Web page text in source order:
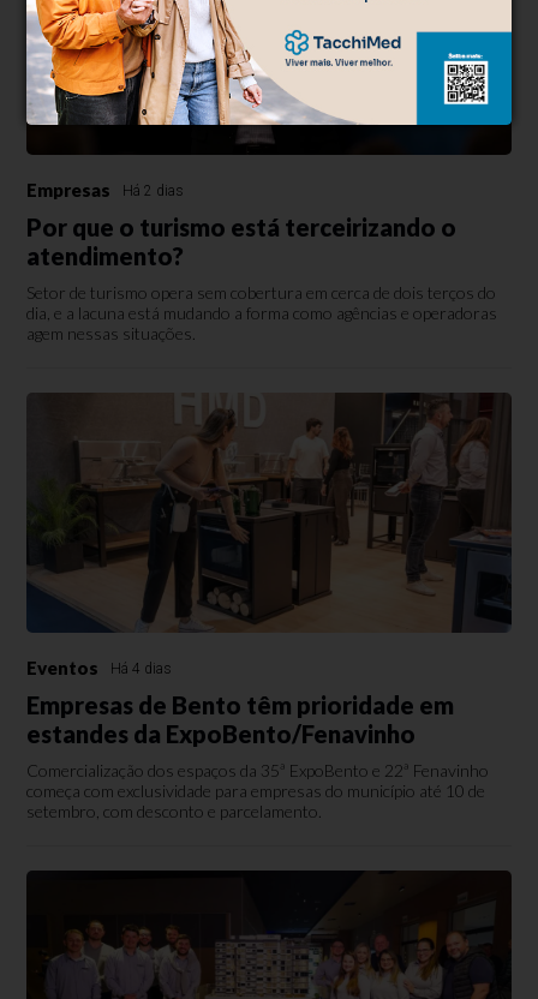
Empresas Há 2 dias
Por que o turismo está terceirizando o
atendimento?
Setor de turismo opera sem cobertura em cerca de dois terços do
dia, e a lacuna está mudando a forma como agências e operadoras
agem nessas situações.
Eventos Há 4 dias
Empresas de Bento têm prioridade em
estandes da ExpoBento/Fenavinho
Comercialização dos espaços da 35ª ExpoBento e 22ª Fenavinho
começa com exclusividade para empresas do município até 10 de
setembro, com desconto e parcelamento.